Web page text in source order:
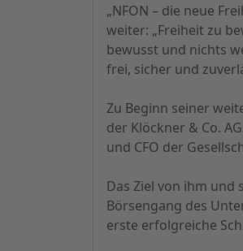
„NFON – die neue
weiter: „Freiheit zu
bewusst und nichts
frei, sicher und
Zu Beginn seiner
der Klöckner & Co.
und CFO der
Das Ziel von ihm und
Börsengang des
erste erfolgreiche